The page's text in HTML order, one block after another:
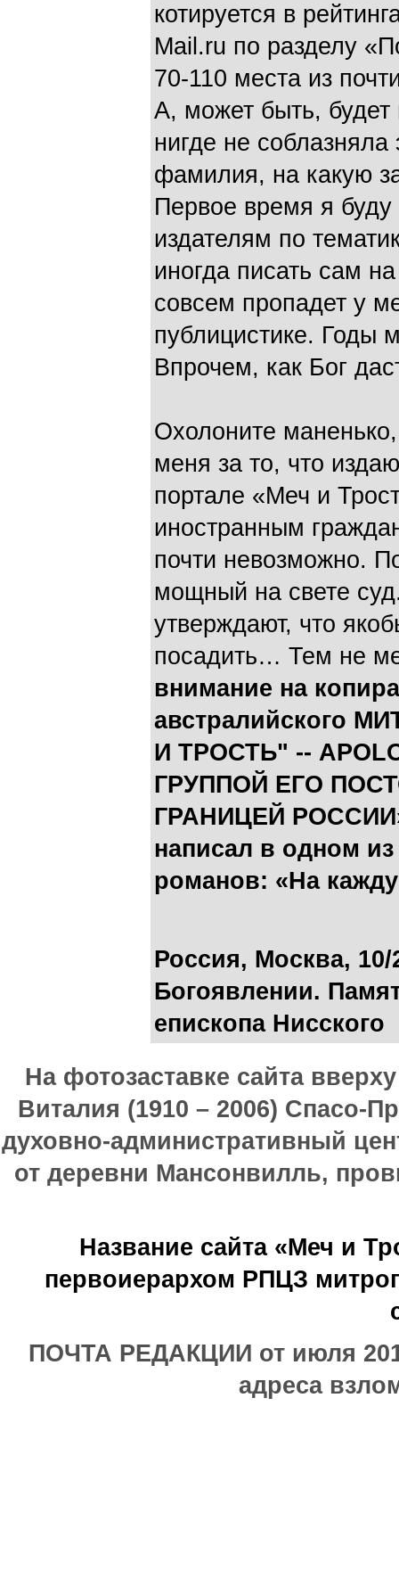
котируется в
Mail.ru по разделу
70-110 места из
А, может быть, будет
нигде не
фамилия, на какую
Первое время я буду
издателям по
иногда писать сам
совсем пропадет у
публицистике. Годы
Впрочем, как Бог
Охолоните
меня за то, что
портале «Меч и
иностранным
почти невозможно.
мощный на свете
утверждают, что
посадить… Тем не
внимание на
австралийского
И ТРОСТЬ" --
ГРУППОЙ ЕГО
ГРАНИЦЕЙ
написал в одном
романов: «На
Россия, Москва,
Богоявлении.
епископа Нисского
На фотозаставке сайта
Виталия (1910 – 2006) Спасо-
духовно-административный
от деревни Мансонвилль,
Название сайта «Меч и
первоиерархом РПЦЗ
ПОЧТА РЕДАКЦИИ от июля
адреса